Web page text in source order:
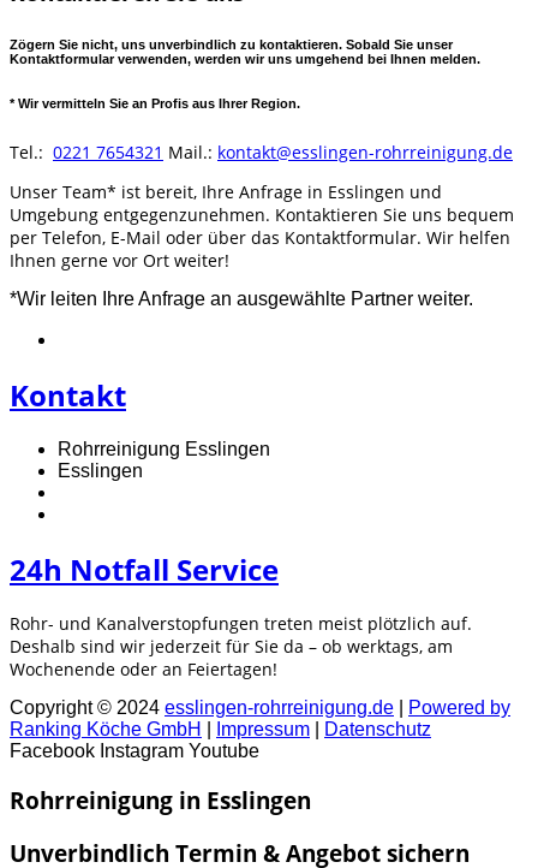
Zögern Sie nicht, uns unverbindlich zu kontaktieren. Sobald Sie unser
Kontaktformular verwenden, werden wir uns umgehend bei Ihnen melden.
* Wir vermitteln Sie an Profis aus Ihrer Region.
Tel.: 0221 7654321 Mail.: kontakt@esslingen-rohrreinigung.de
Unser Team* ist bereit, Ihre Anfrage in Esslingen und
Umgebung entgegenzunehmen. Kontaktieren Sie uns bequem
per Telefon, E-Mail oder über das Kontaktformular. Wir helfen
Ihnen gerne vor Ort weiter!
*Wir leiten Ihre Anfrage an ausgewählte Partner weiter.
Kontakt
Rohrreinigung Esslingen
Esslingen
24h Notfall Service
Rohr- und Kanalverstopfungen treten meist plötzlich auf.
Deshalb sind wir jederzeit für Sie da – ob werktags, am
Wochenende oder an Feiertagen!
Copyright © 2024 esslingen-rohrreinigung.de
Powered by
Ranking Köche GmbH
Impressum
Datenschutz
Facebook Instagram Youtube
Rohrreinigung in Esslingen
Unverbindlich Termin & Angebot sichern